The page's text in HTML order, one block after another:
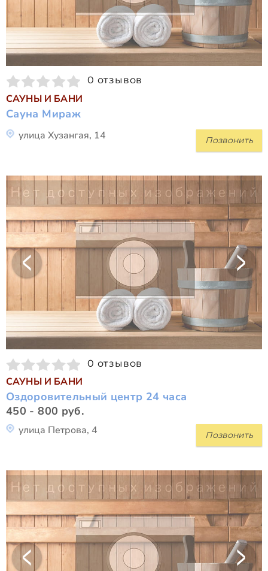
0 отзывов
САУНЫ И БАНИ
Сауна Мираж
Позвонить
улица Хузангая, 14
0 отзывов
САУНЫ И БАНИ
Оздоровительный центр 24 часа
450 - 800 руб.
Позвонить
улица Петрова, 4